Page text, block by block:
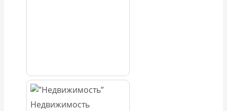
Недвижимость